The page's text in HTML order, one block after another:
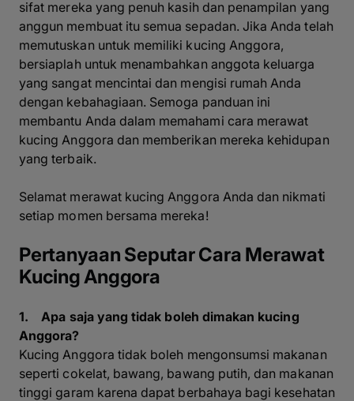
sifat mereka yang penuh kasih dan penampilan yang
anggun membuat itu semua sepadan. Jika Anda telah
memutuskan untuk memiliki kucing Anggora,
bersiaplah untuk menambahkan anggota keluarga
yang sangat mencintai dan mengisi rumah Anda
dengan kebahagiaan. Semoga panduan ini
membantu Anda dalam memahami cara merawat
kucing Anggora dan memberikan mereka kehidupan
yang terbaik.
Selamat merawat kucing Anggora Anda dan nikmati
setiap momen bersama mereka!
Pertanyaan Seputar Cara Merawat
Kucing Anggora
1. Apa saja yang tidak boleh dimakan kucing
Anggora?
Kucing Anggora tidak boleh mengonsumsi makanan
seperti cokelat, bawang, bawang putih, dan makanan
tinggi garam karena dapat berbahaya bagi kesehatan